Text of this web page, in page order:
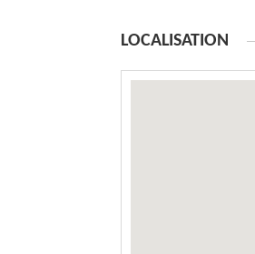
LOCALISATION